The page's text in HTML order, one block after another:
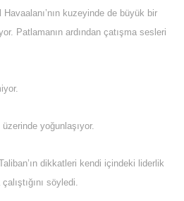
kuzeyinde de büyük bir
Patlamanın ardından çatışma sesleri
üzerinde yoğunlaşıyor.
dikkatleri kendi içindeki liderlik
söyledi.